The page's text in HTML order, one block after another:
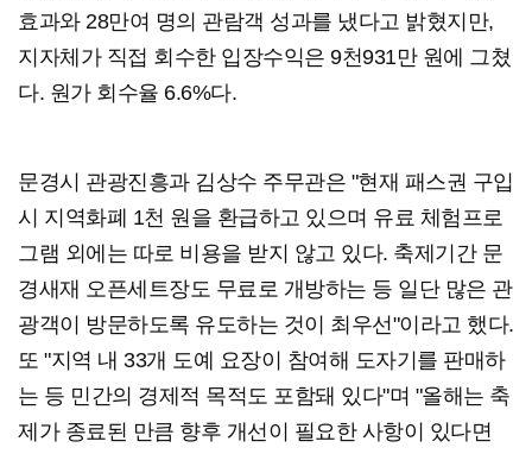
효과와 28만여 명의 관람객 성과를 냈다고 밝혔지만,
지자체가 직접 회수한 입장수익은 9천931만 원에 그쳤
다. 원가 회수율 6.6%다.
문경시 관광진흥과 김상수 주무관은 "현재 패스권 구입
시 지역화폐 1천 원을 환급하고 있으며 유료 체험프로
그램 외에는 따로 비용을 받지 않고 있다. 축제기간 문
경새재 오픈세트장도 무료로 개방하는 등 일단 많은 관
광객이 방문하도록 유도하는 것이 최우선"이라고 했다.
또 "지역 내 33개 도예 요장이 참여해 도자기를 판매하
는 등 민간의 경제적 목적도 포함돼 있다"며 "올해는 축
제가 종료된 만큼 향후 개선이 필요한 사항이 있다면